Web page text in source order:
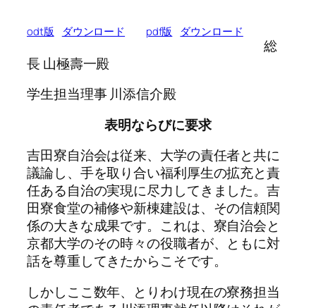
odt版 ダウンロード pdf版 ダウンロード
総
長 山極壽一殿
学生担当理事 川添信介殿
表明ならびに要求
吉田寮自治会は従来、大学の責任者と共に
議論し、手を取り合い福利厚生の拡充と責
任ある自治の実現に尽力してきました。吉
田寮食堂の補修や新棟建設は、その信頼関
係の大きな成果です。これは、寮自治会と
京都大学のその時々の役職者が、ともに対
話を尊重してきたからこそです。
しかしここ数年、とりわけ現在の寮務担当